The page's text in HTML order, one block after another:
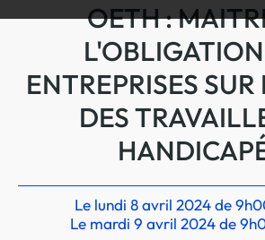
OETH :
ENTREPRISES
DES
Le lundi 8 avril 2024 de
Le mardi 9 avril 2024 de